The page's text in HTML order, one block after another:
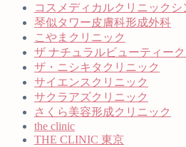
コスメディカルクリニックシ
琴似タワー皮膚科形成外科
こやまクリニック
ザ ナチュラルビューティー
ザ・ニシキタクリニック
サイエンスクリニック
サクラアズクリニック
さくら美容形成クリニック
the clinic
THE CLINIC 東京